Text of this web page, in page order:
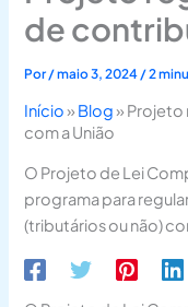
de
Por/maio 3, 2024 /2
Início» Blog» Projeto
com a União
O Projeto de Lei
programa para
(tributários ou não)